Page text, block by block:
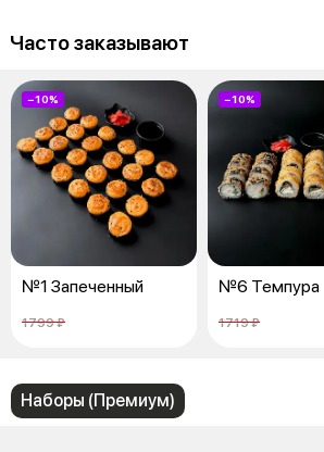
Часто заказывают
−10%
№1 Запеченный
1799 ₽
−10%
№6 Темпура
1719 ₽
Наборы (Премиум)